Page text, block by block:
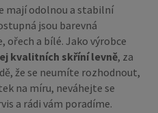
mají odolnou a stabilní
jsou barevná
ořech a bílé. Jako výrobce
kvalitních skříní levně, za
že se neumíte rozhodnout,
na míru, neváhejte se
a rádi vám poradíme.